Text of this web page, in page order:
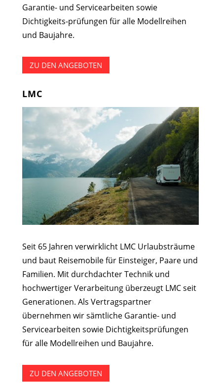
Garantie- und Servicearbeiten sowie
Dichtigkeits-prüfungen für alle Modellreihen
und Baujahre.
ZU DEN ANGEBOTEN
LMC
Seit 65 Jahren verwirklicht LMC Urlaubsträume
und baut Reisemobile für Einsteiger, Paare und
Familien. Mit durchdachter Technik und
hochwertiger Verarbeitung überzeugt LMC seit
Generationen. Als Vertragspartner
übernehmen wir sämtliche Garantie- und
Servicearbeiten sowie Dichtigkeitsprüfungen
für alle Modellreihen und Baujahre.
ZU DEN ANGEBOTEN